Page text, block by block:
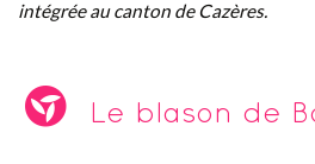
intégrée au canton de Cazères.
Le blason de